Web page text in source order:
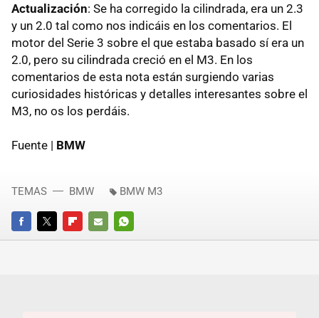
Actualización: Se ha corregido la cilindrada, era un 2.3
y un 2.0 tal como nos indicáis en los comentarios. El
motor del Serie 3 sobre el que estaba basado sí era un
2.0, pero su cilindrada creció en el M3. En los
comentarios de esta nota están surgiendo varias
curiosidades históricas y detalles interesantes sobre el
M3, no os los perdáis.
Fuente | BMW
FACEBOOKTWITTERFLIPBOARD
E-
WHATSAPP
TEMAS BMW BMW M3